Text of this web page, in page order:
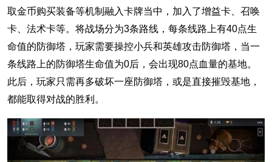
取金币购买装备等机制融入卡牌当中，加入了增益卡、召唤
卡、法术卡等。将战场分为3条路线，每条线路上有40点生
命值的防御塔，玩家需要操控小兵和英雄攻击防御塔，当一
条线路上的防御塔生命值为0后，会出现80点血量的基地。
此后，玩家只需再多破坏一座防御塔，或是直接摧毁基地，
都能取得对战的胜利。